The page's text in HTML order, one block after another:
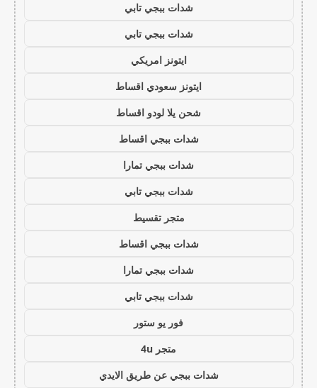
شدات ببجي تابي
شدات ببجي تابي
ايتونز امريكي
ايتونز سعودي اقساط
شحن يلا لودو اقساط
شدات ببجي اقساط
شدات ببجي تمارا
شدات ببجي تابي
متجر تقسيط
شدات ببجي اقساط
شدات ببجي تمارا
شدات ببجي تابي
فور يو ستور
متجر 4u
شدات ببجي عن طريق الايدي